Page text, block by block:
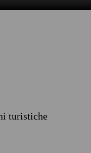
turistiche